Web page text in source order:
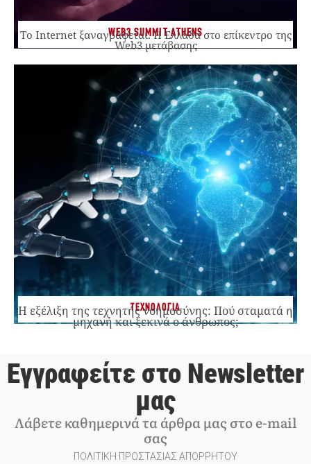
WEB3 SUMMIT ATHENS
Το Internet ξαναγράφεται. Η Ελλάδα στο επίκεντρο της
Web3 μετάβασης
ΤΕΧΝΟΛΟΓΙΑ
Η εξέλιξη της τεχνητής νοημοσύνης: Πού σταματά η
μηχανή και ξεκινά ο άνθρωπος;
Εγγραφείτε στο Newsletter
μας
Λάβετε καθημερινά τα άρθρα μας στο e-mail
σας
ΠΟΛΙΤΙΚΗ ΠΡΟΣΤΑΣΙΑΣ ΑΠΟΡΡΗΤΟΥ